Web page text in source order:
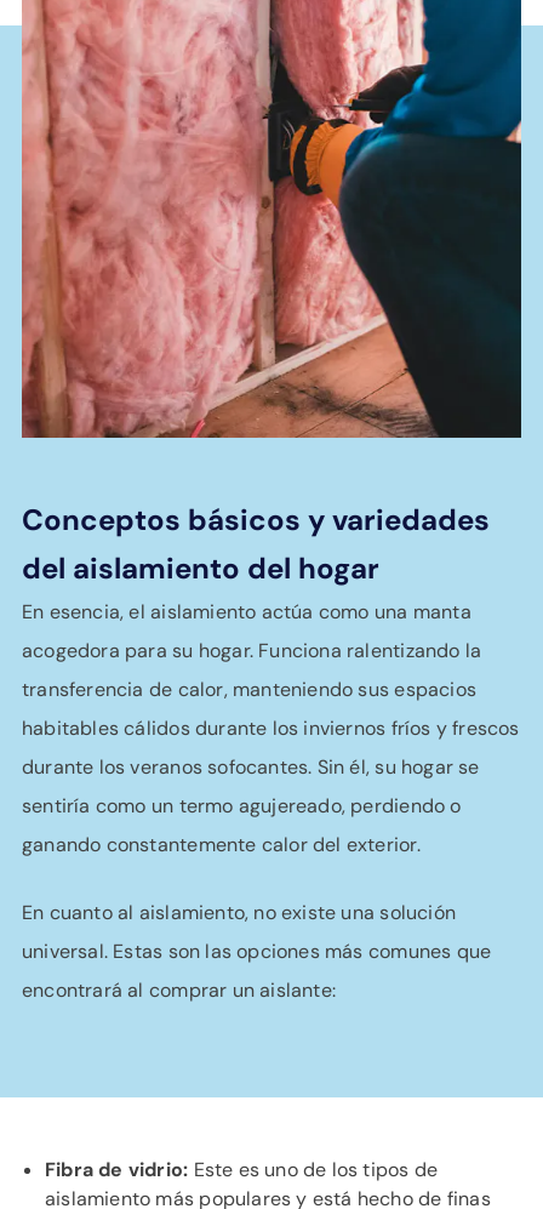
Conceptos básicos y variedades
del aislamiento del hogar
En esencia, el aislamiento actúa como una manta
acogedora para su hogar. Funciona ralentizando la
transferencia de calor, manteniendo sus espacios
habitables cálidos durante los inviernos fríos y frescos
durante los veranos sofocantes. Sin él, su hogar se
sentiría como un termo agujereado, perdiendo o
ganando constantemente calor del exterior.
En cuanto al aislamiento, no existe una solución
universal. Estas son las opciones más comunes que
encontrará al comprar un aislante:
Fibra de vidrio: Este es uno de los tipos de
aislamiento más populares y está hecho de finas